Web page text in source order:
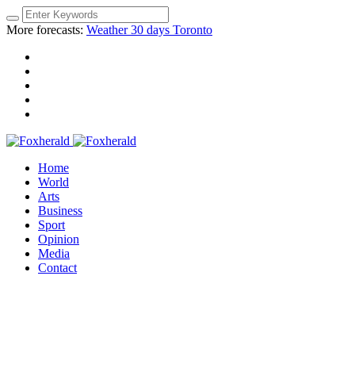
More forecasts: Weather 30 days Toronto
Home
World
Arts
Business
Sport
Opinion
Media
Contact